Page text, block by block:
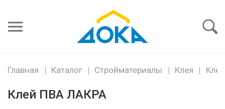
пароль
Главная Каталог Стройматериалы Клея
Клей ПВА ЛАКРА